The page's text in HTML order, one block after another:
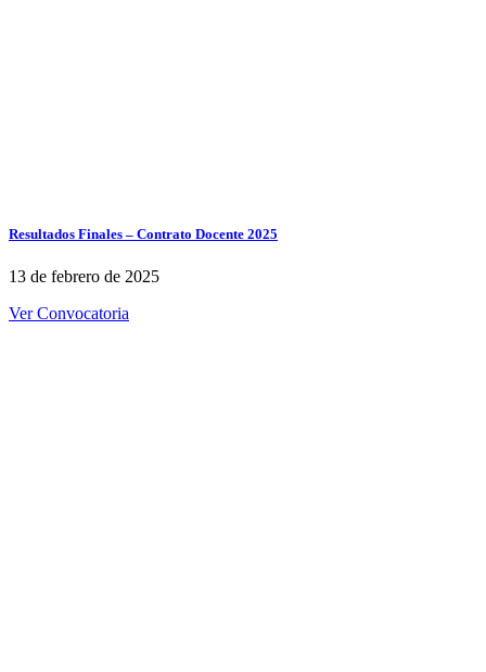
Resultados Finales – Contrato Docente 2025
13 de febrero de 2025
Ver Convocatoria